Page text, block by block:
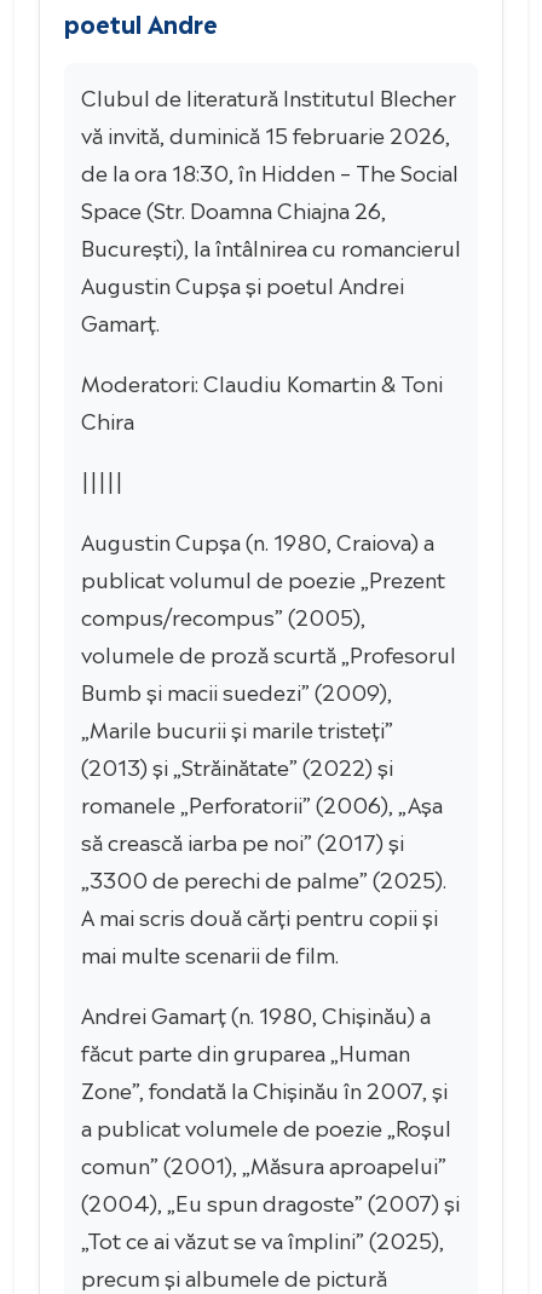
poetul Andre
Clubul de literatură Institutul Blecher
vă invită, duminică 15 februarie 2026,
de la ora 18:30, în Hidden – The Social
Space (Str. Doamna Chiajna 26,
București), la întâlnirea cu romancierul
Augustin Cupșa și poetul Andrei
Gamarț.
Moderatori: Claudiu Komartin & Toni
Chira
|||||
Augustin Cupșa (n. 1980, Craiova) a
publicat volumul de poezie „Prezent
compus/recompus” (2005),
volumele de proză scurtă „Profesorul
Bumb și macii suedezi” (2009),
„Marile bucurii și marile tristeți”
(2013) și „Străinătate” (2022) și
romanele „Perforatorii” (2006), „Așa
să crească iarba pe noi” (2017) și
„3300 de perechi de palme” (2025).
A mai scris două cărți pentru copii și
mai multe scenarii de film.
Andrei Gamarț (n. 1980, Chișinău) a
făcut parte din gruparea „Human
Zone”, fondată la Chișinău în 2007, și
a publicat volumele de poezie „Roșul
comun” (2001), „Măsura aproapelui”
(2004), „Eu spun dragoste” (2007) și
„Tot ce ai văzut se va împlini” (2025),
precum și albumele de pictură